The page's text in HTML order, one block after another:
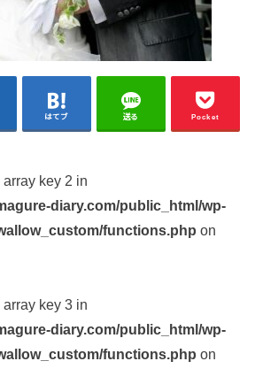
はてブ 送る Pocket
key 2 in
diary.com/public_html/wp-
functions.php on
key 3 in
diary.com/public_html/wp-
functions.php on